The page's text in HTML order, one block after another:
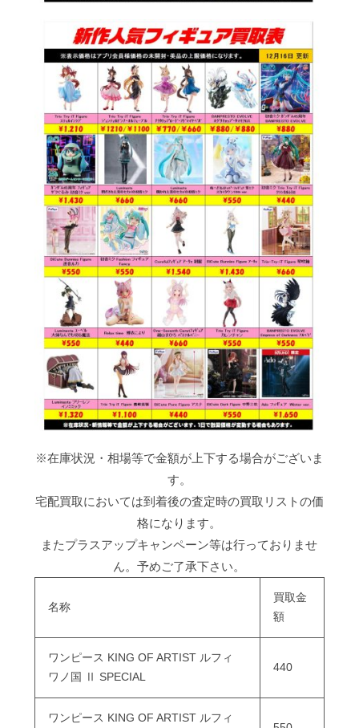
※在庫状況・相場等で金額が上下する場合がございま
す。
宅配買取においては到着後の査定時の買取リストの価
格になります。
またプラスアップキャンペーン等は行っておりませ
ん。予めご了承下さい。
名称
買取金
額
ワンピース KING OF ARTIST ルフィ
ワノ国 Ⅱ SPECIAL
440
ワンピース KING OF ARTIST ルフィ